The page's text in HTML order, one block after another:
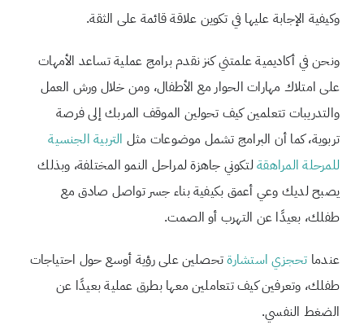
وكيفية الإجابة عليها في تكوين علاقة قائمة على الثقة.
ونحن في أكاديمية علمتني كنز نقدم برامج عملية تساعد الأمهات
على امتلاك مهارات الحوار مع الأطفال، ومن خلال ورش العمل
والتدريبات تتعلمين كيف تحولين الموقف المربك إلى فرصة
تربوية، كما أن البرامج تشمل موضوعات مثل التربية الجنسية
للمرحلة المراهقةلتكوني جاهزة لمراحل النمو المختلفة، وبذلك
يصبح لديك وعي أعمق بكيفية بناء جسر تواصل صادق مع
طفلك، بعيدًا عن التهرب أو الصمت.
عندما تحجزي استشارةتحصلين على رؤية أوسع حول احتياجات
طفلك، وتعرفين كيف تتعاملين معها بطرق عملية بعيدًا عن
الضغط النفسي.